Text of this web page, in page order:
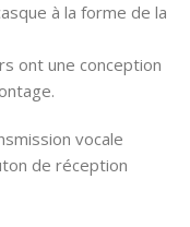
à la forme de la
ont une conception
vocale
de réception